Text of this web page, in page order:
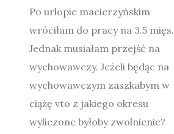
Po urlopie macierzyńskim
wróciłam do pracy na 3.5 mięs.
Jednak musiałam przejść na
wychowawczy. Jeżeli będąc na
wychowawczym zaszkabym w
ciążę vto z jakiego okresu
wyliczone byłoby zwolnienie?